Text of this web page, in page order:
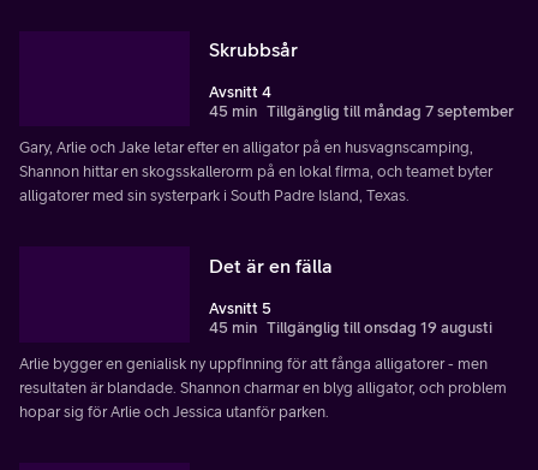
Skrubbsår
Avsnitt 4
45 min Tillgänglig till måndag 7 september
Gary, Arlie och Jake letar efter en alligator på en husvagnscamping,
Shannon hittar en skogsskallerorm på en lokal firma, och teamet byter
alligatorer med sin systerpark i South Padre Island, Texas.
Det är en fälla
Avsnitt 5
45 min Tillgänglig till onsdag 19 augusti
Arlie bygger en genialisk ny uppfinning för att fånga alligatorer - men
resultaten är blandade. Shannon charmar en blyg alligator, och problem
hopar sig för Arlie och Jessica utanför parken.